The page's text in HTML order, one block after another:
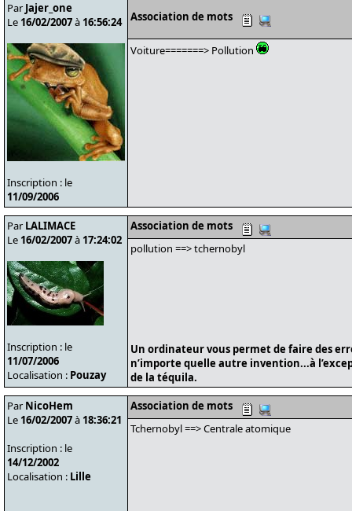
Par Jajer_one
Le 16/02/2007à 16:56:24
Inscription : le
11/09/2006
Association de mots
Voiture=======> Pollution
Par LALIMACE
Le 16/02/2007à 17:24:02
Inscription : le
11/07/2006
Localisation : Pouzay
Association de mots
pollution ==> tchernobyl
Un ordinateur vous permet de faire des
n’importe quelle autre invention...à
de la téquila.
Par NicoHem
Le 16/02/2007à 18:36:21
Inscription : le
14/12/2002
Localisation : Lille
Association de mots
Tchernobyl ==> Centrale atomique